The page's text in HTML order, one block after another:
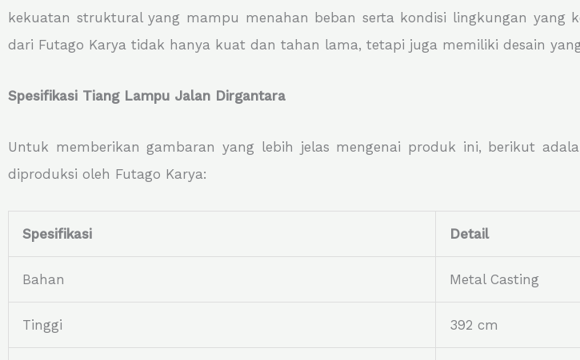
kekuatan struktural yang mampu menahan beban serta kondisi lingkungan yang
dari Futago Karya tidak hanya kuat dan tahan lama, tetapi juga memiliki desain
Spesifikasi Tiang Lampu Jalan Dirgantara
Untuk memberikan gambaran yang lebih jelas mengenai produk ini, berikut
diproduksi oleh Futago Karya:
Spesifikasi Detail
Bahan Metal Casting
Tinggi 392 cm